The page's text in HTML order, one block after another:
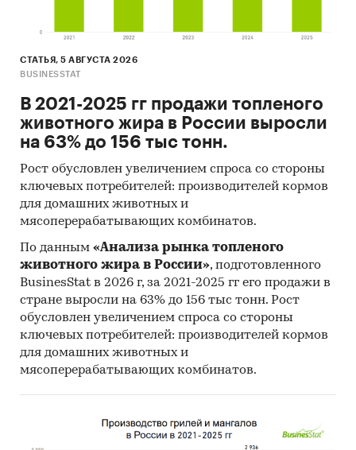
и зарубежных поставщиков
зарубежных покупателей
Единицы измерения:
Количественные показатели в отчете
рассчитаны в тоннах, стоимостные - в
долларах и рублях
География исследования:
РФ, федеральные округа и регионы РФ, страны
мира
Категории: Промышленность / ... /
Автомобилестроение / Комплектующие,
запчасти
Промышленность / ... / Комплектующие,
запчасти / Коробки передач
Россия
СТАТЬЯ, 5 АВГУСТА 2026
BUSINESSTAT
В 2021-2025 гг продажи топленого
животного жира в России выросли
на 63% до 156 тыс тонн.
Рост обусловлен увеличением спроса со стороны
ключевых потребителей: производителей кормов
для домашних животных и
мясоперерабатывающих комбинатов.
По данным «Анализа рынка топленого
животного жира в России», подготовленного
BusinesStat в 2026 г, за 2021-2025 гг его продажи в
стране выросли на 63% до 156 тыс тонн. Рост
обусловлен увеличением спроса со стороны
ключевых потребителей: производителей кормов
для домашних животных и
мясоперерабатывающих комбинатов.